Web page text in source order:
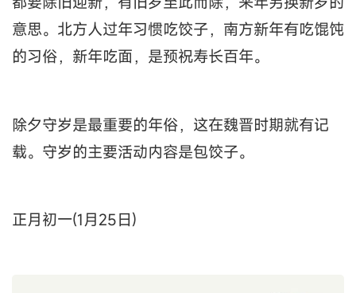
意思。北方人过年习惯吃饺子，南方新年有吃馄饨
的习俗，新年吃面，是预祝寿长百年。
除夕守岁是最重要的年俗，这在魏晋时期就有记
载。守岁的主要活动内容是包饺子。
正月初一(1月25日)